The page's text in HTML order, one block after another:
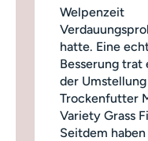
Welpenzeit
hatte. Eine
Besserung trat
der
Trockenfutter
Variety Grass
Seitdem